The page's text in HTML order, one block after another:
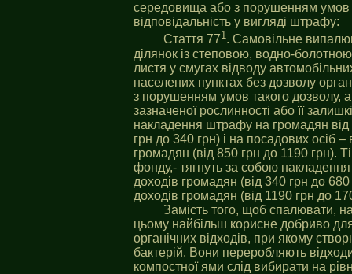
середовища або з порушенням умов
відповідальність у вигляді штрафу:
Стаття 771. Самовільне
ділянок із степовою, водно-
листя у смугах відводу
населених пунктах без дозволу
з порушенням умов такого дозволу,
зазначеної рослинності або її
накладення штрафу на громадян від
грн до 340 грн) і на посадових осіб –
громадян (від 850 грн до 1190 грн).
фонду,- тягнуть за собою
доходів громадян (від 340 грн до
доходів громадян (від 1190 грн до
Замість того, щоб спалювати,
цьому найбільш корисне добриво
органічних відходів, при якому
бактерій. Вони переробляють
компостної ями слід вибирати на